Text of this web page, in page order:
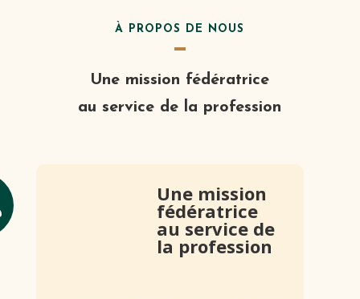
À PROPOS DE NOUS
Une mission fédératrice
au service de la profession
Une mission
fédératrice
au service de
la profession